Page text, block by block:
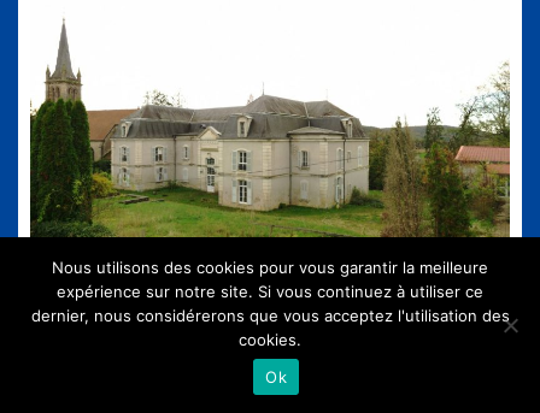
Nous utilisons des cookies pour vous garantir la meilleure
expérience sur notre site. Si vous continuez à utiliser ce
dernier, nous considérerons que vous acceptez l'utilisation des
cookies.
Ok